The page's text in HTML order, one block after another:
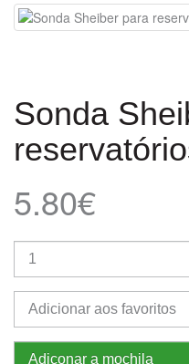
Sonda
5.80€
Adicionar aos favoritos
Adiconar a mochila